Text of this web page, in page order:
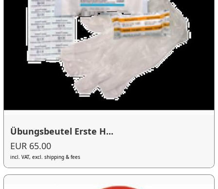
Übungsbeutel Erste H...
EUR 65.00
incl. VAT, excl. shipping & fees